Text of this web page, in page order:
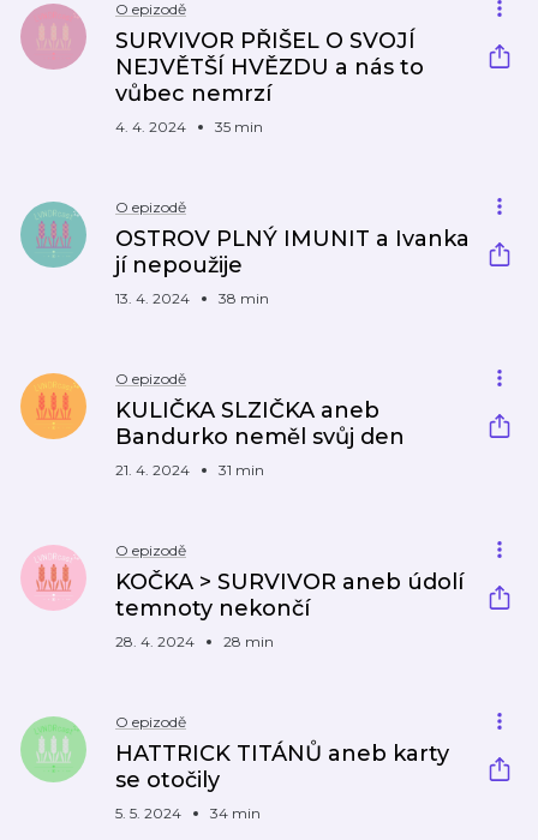
O epizodě
SURVIVOR PŘIŠEL O SVOJÍ
NEJVĚTŠÍ HVĚZDU a nás to
vůbec nemrzí
4. 4. 2024 35 min
O epizodě
OSTROV PLNÝ IMUNIT a Ivanka
jí nepoužije
13. 4. 2024 38 min
O epizodě
KULIČKA SLZIČKA aneb
Bandurko neměl svůj den
21. 4. 2024 31 min
O epizodě
KOČKA > SURVIVOR aneb údolí
temnoty nekončí
28. 4. 2024 28 min
O epizodě
HATTRICK TITÁNŮ aneb karty
se otočily
5. 5. 2024 34 min